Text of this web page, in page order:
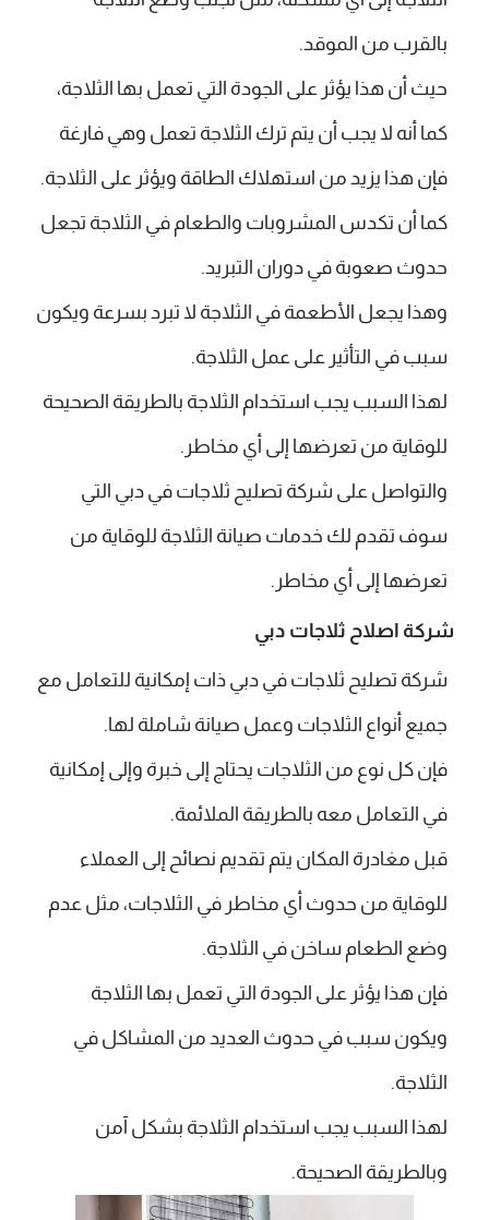
بالقرب من الموقد.
حيث أن هذا يؤثر على الجودة التي تعمل بها الثلاجة،
كما أنه لا يجب أن يتم ترك الثلاجة تعمل وهي فارغة
فإن هذا يزيد من استهلاك الطاقة ويؤثر على الثلاجة.
كما أن تكدس المشروبات والطعام في الثلاجة تجعل
حدوث صعوبة في دوران التبريد.
وهذا يجعل الأطعمة في الثلاجة لا تبرد بسرعة ويكون
سبب في التأثير على عمل الثلاجة.
لهذا السبب يجب استخدام الثلاجة بالطريقة الصحيحة
للوقاية من تعرضها إلى أي مخاطر.
والتواصل على شركة تصليح ثلاجات في دبي التي
سوف تقدم لك خدمات صيانة الثلاجة للوقاية من
تعرضها إلى أي مخاطر.
شركة اصلاح ثلاجات دبي
شركة تصليح ثلاجات في دبي ذات إمكانية للتعامل مع
جميع أنواع الثلاجات وعمل صيانة شاملة لها.
فإن كل نوع من الثلاجات يحتاج إلى خبرة وإلى إمكانية
في التعامل معه بالطريقة الملائمة.
قبل مغادرة المكان يتم تقديم نصائح إلى العملاء
للوقاية من حدوث أي مخاطر في الثلاجات، مثل عدم
وضع الطعام ساخن في الثلاجة.
فإن هذا يؤثر على الجودة التي تعمل بها الثلاجة
ويكون سبب في حدوث العديد من المشاكل في
الثلاجة.
لهذا السبب يجب استخدام الثلاجة بشكل آمن
وبالطريقة الصحيحة.